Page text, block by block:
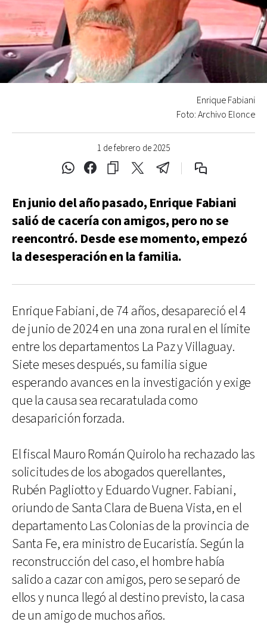
1 de febrero de 2025
Enrique Fabiani
Foto: Archivo Elonce
En junio del año pasado, Enrique Fabiani
salió de cacería con amigos, pero no se
reencontró. Desde ese momento, empezó
la desesperación en la familia.
Enrique Fabiani, de 74 años, desapareció el 4
de junio de 2024 en una zona rural en el límite
entre los departamentos La Paz y Villaguay.
Siete meses después, su familia sigue
esperando avances en la investigación y exige
que la causa sea recaratulada como
desaparición forzada.
El fiscal Mauro Román Quirolo ha rechazado las
solicitudes de los abogados querellantes,
Rubén Pagliotto y Eduardo Vugner. Fabiani,
oriundo de Santa Clara de Buena Vista, en el
departamento Las Colonias de la provincia de
Santa Fe, era ministro de Eucaristía. Según la
reconstrucción del caso, el hombre había
salido a cazar con amigos, pero se separó de
ellos y nunca llegó al destino previsto, la casa
de un amigo de muchos años.